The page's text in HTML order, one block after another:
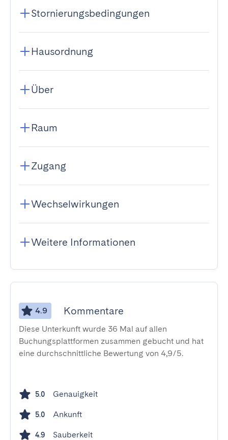
Stornierungsbedingungen
Hausordnung
Über
Raum
Zugang
Wechselwirkungen
Weitere Informationen
4.9 Kommentare
Diese Unterkunft wurde 36 Mal auf allen
Buchungsplattformen zusammen gebucht und hat
eine durchschnittliche Bewertung von 4,9/5.
5.0 Genauigkeit
5.0 Ankunft
4.9 Sauberkeit